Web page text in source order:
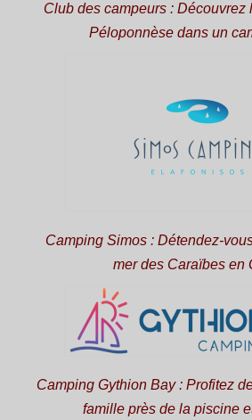
Club des campeurs : Découvrez
Péloponnèse dans un
Camping Simos : Détendez-
mer des Caraïbes en
Camping Gythion Bay : Profitez
famille près de la piscine